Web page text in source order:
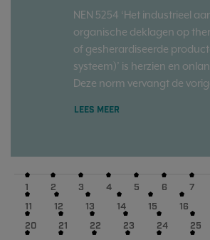
NEN 5254 ‘Het industrieel
organische deklagen op
of gesherardiseerde
systeem)’ is herzien en
Deze norm vervangt de
LEES MEER
1 2 3 4 5 6 7
11
12 13 14 15 16
20
21 22 23 24 25